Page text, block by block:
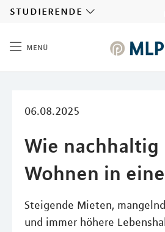
studierende
menü
06.08.2025
Wie nachhaltig
Wohnen in
Steigende Mieten,
und immer höhere